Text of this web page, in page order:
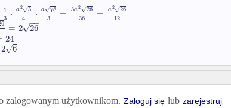
1
3 ⋅ a2 3
√
4
⋅ a 78
√
3
= 3a2 26
√
36
= a2 26
√
12
= 2 26
−−
√
24
2 6
√
zalogowanym użytkownikom. Zaloguj się lub zarejestruj